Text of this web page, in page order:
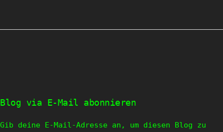
Blog via E-Mail abonnieren
Gib deine E-Mail-Adresse an, um diesen Blog zu